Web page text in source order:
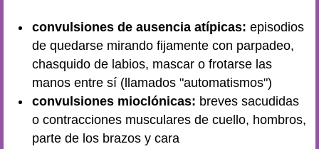
convulsiones de ausencia atípicas: episodios
de quedarse mirando fijamente con parpadeo,
chasquido de labios, mascar o frotarse las
manos entre sí (llamados "automatismos")
convulsiones mioclónicas: breves sacudidas
o contracciones musculares de cuello, hombros,
parte de los brazos y cara